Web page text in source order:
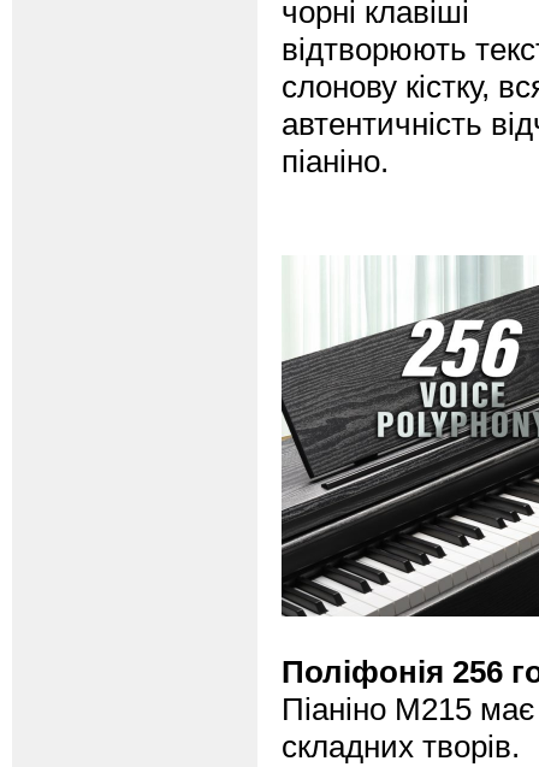
чорні клавіші
відтворюють
слонову кістку,
автентичність
піаніно.
Поліфонія 256
Піаніно M215
складних творів.